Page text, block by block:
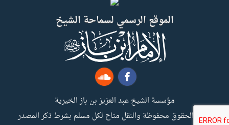
الموقع الرسمي لسماحة الشيخ
مؤسسة الشيخ عبد العزيز بن باز الخيرية
جميع الحقوق محفوظة والنقل متاح لكل مسلم بشرط ذكر المصدر